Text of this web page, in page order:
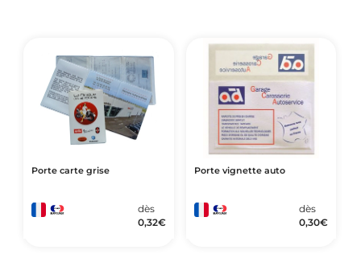
Porte carte grise
dès
0,32€
Porte vignette auto
dès
0,30€